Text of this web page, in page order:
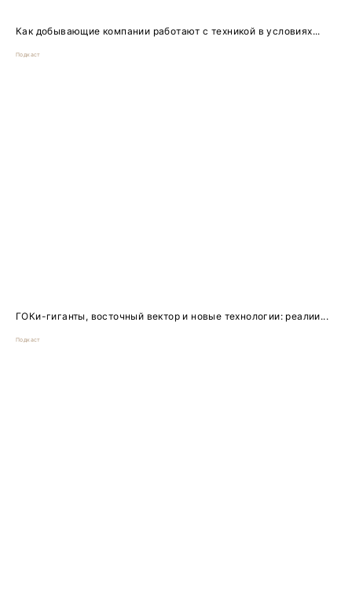
Как добывающие компании работают с техникой в условиях...
Подкаст
ГОКи-гиганты, восточный вектор и новые технологии: реалии...
Подкаст